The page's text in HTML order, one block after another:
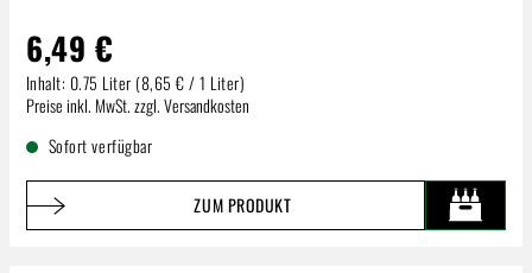
6,49 €
Inhalt: 0.75 Liter (8,65 € / 1 Liter)
Regulärer Preis:
Preise inkl. MwSt. zzgl. Versandkosten
Sofort verfügbar
ZUM PRODUKT